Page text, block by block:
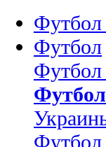
Футбол
Футбол